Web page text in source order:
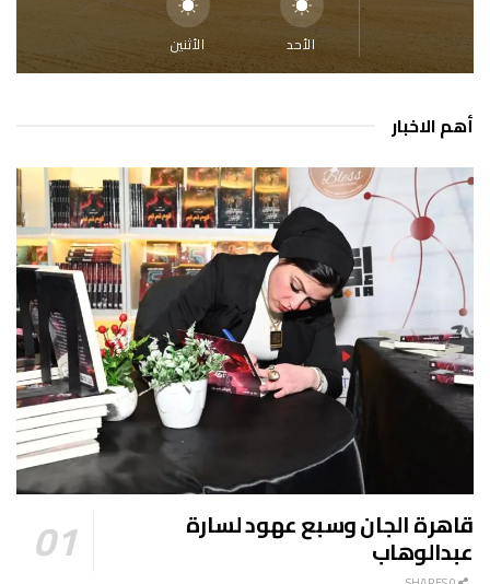
الأحد الأثنين
أهم الاخبار
قاهرة الجان وسبع عهود لسارة
عبدالوهاب